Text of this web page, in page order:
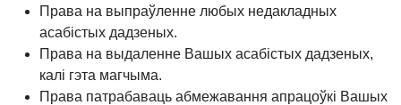
Права на выпраўленне любых недакладных
асабістых дадзеных.
Права на выдаленне Вашых асабістых дадзеных,
калі гэта магчыма.
Права патрабаваць абмежавання апрацоўкі Вашых